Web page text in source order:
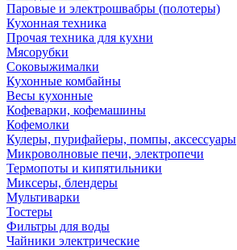
Паровые и электрошвабры (полотеры)
Кухонная техника
Прочая техника для кухни
Мясорубки
Соковыжималки
Кухонные комбайны
Весы кухонные
Кофеварки, кофемашины
Кофемолки
Кулеры, пурифайеры, помпы, аксессуары
Микроволновые печи, электропечи
Термопоты и кипятильники
Миксеры, блендеры
Мультиварки
Тостеры
Фильтры для воды
Чайники электрические